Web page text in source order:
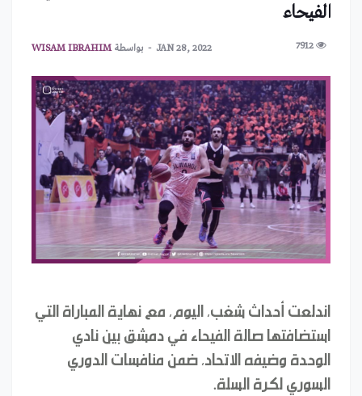
الفيحاء
7912
JAN 28, 2022 بواسطةWISAM IBRAHIM
اندلعت أحداث شغب، اليوم، مع نهاية المباراة التي
استضافتها صالة الفيحاء في دمشق بين نادي
الوحدة وضيفه الاتحاد، ضمن منافسات الدوري
السوري لكرة السلة.